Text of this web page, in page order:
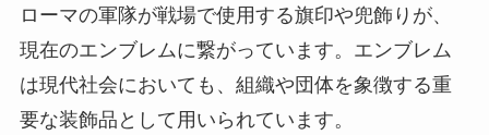
ローマの軍隊が戦場で使用する旗印や兜飾りが、
現在のエンブレムに繋がっています。エンブレム
は現代社会においても、組織や団体を象徴する重
要な装飾品として用いられています。